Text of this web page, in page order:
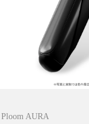
Ploom AURA